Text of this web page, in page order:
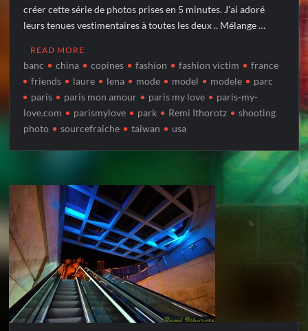
créer cette série de photos prises en 5 minutes. J’ai adoré
leurs tenues vestimentaires à toutes les deux .. Mélange …
READ MORE
banc china copines fashion fashion victim
france
friends
laure lena mode model modele
parc
paris
paris mon amour paris my love
paris-my-
love.com
parismylove park Remi Ithorotz
shooting
photo
sourcefraiche taiwan usa